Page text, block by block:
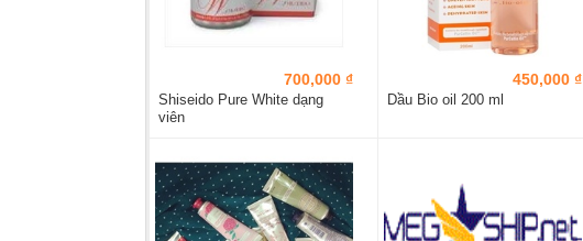
700,000 ₫
Shiseido Pure White dạng
viên
450,000 ₫
Dầu Bio oil 200 ml